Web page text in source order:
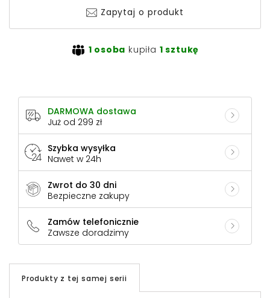
Zapytaj o produkt
1 osoba kupiła 1 sztukę
DARMOWA dostawa
Już od 299 zł
Szybka wysyłka
Nawet w 24h
Zwrot do 30 dni
Bezpieczne zakupy
Zamów telefonicznie
Zawsze doradzimy
Produkty z tej samej serii